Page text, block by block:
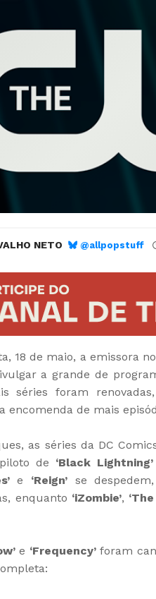
NETO @allpopstuff
18 de maio, a emissora
a grande de
séries foram
encomenda de mais
as séries da DC
de ‘Black Lightning’
e ‘Reign’ se
enquanto ‘iZombie’,
e ‘Frequency’foram